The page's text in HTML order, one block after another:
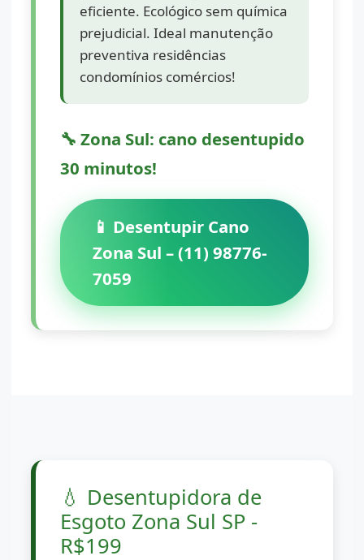
eficiente. Ecológico sem química
prejudicial. Ideal manutenção
preventiva residências
condomínios comércios!
🔧 Zona Sul: cano desentupido
30 minutos!
📱 Desentupir Cano
Zona Sul – (11) 98776-
7059
💧 Desentupidora de
Esgoto Zona Sul SP -
R$199